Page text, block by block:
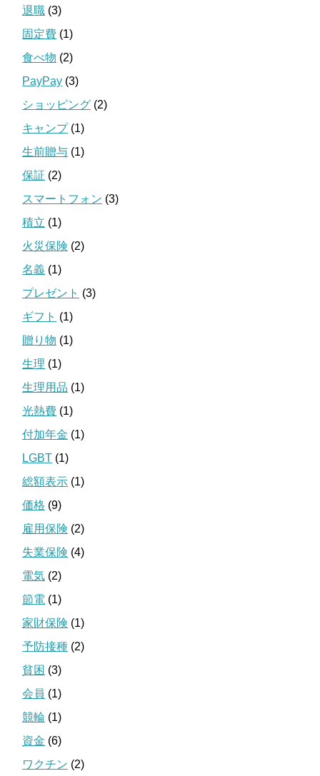
退職 (3)
固定費 (1)
食べ物 (2)
PayPay (3)
ショッピング (2)
キャンプ(1)
生前贈与 (1)
保証 (2)
スマートフォン (3)
積立 (1)
火災保険 (2)
名義 (1)
プレゼント (3)
ギフト (1)
贈り物 (1)
生理 (1)
生理用品 (1)
光熱費 (1)
付加年金 (1)
LGBT (1)
総額表示 (1)
価格 (9)
雇用保険 (2)
失業保険 (4)
電気 (2)
節電 (1)
家財保険 (1)
予防接種 (2)
貧困 (3)
会員 (1)
競輪 (1)
資金 (6)
ワクチン (2)